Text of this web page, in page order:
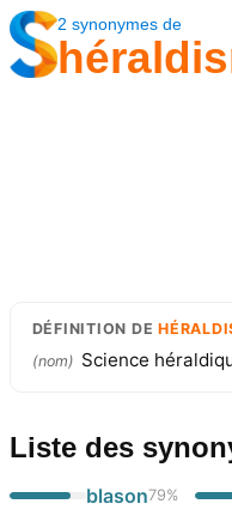
2 synonymes de
DÉFINITION DE
(nom) Science
Liste des
blason79%